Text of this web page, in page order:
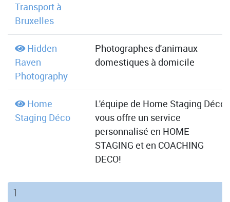
Transport à
Bruxelles
Hidden
Raven
Photography
Photographes d'animaux
domestiques à domicile
Home
Staging Déco
L'équipe de Home Staging Déco
vous offre un service
personnalisé en HOME
STAGING et en COACHING
DECO!
1